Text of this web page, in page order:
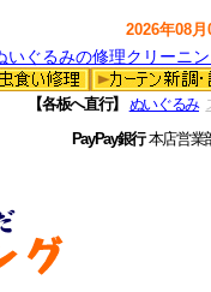
2026年08
【各板へ直行】 ぬいぐるみ
PayPay銀行本店営